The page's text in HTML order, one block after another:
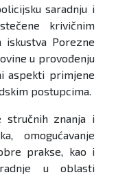
saradnju i
krivičnim
iskustva Porezne
u provođenju
aspekti primjene
postupcima.
stručnih znanja i
omogućavanje
prakse, kao i
u oblasti